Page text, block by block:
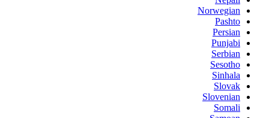
Norwegian
Pashto
Persian
Punjabi
Serbian
Sesotho
Sinhala
Slovak
Slovenian
Somali